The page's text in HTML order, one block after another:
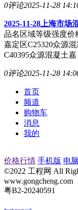
0评论2025-11-28
2025-11-28上海市场
品名区域等级强度价
嘉定区C25320众源
C40395众源混凝土嘉
0评论2025-11-28
首页
频道
购物车
消息
我的
价格行情 手机版 电
©2022 工程网 All
www.gongcheng.com
粤B2-20240591